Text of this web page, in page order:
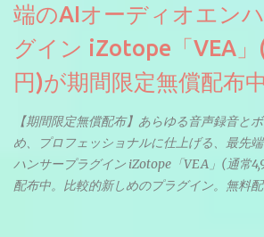
端のAIオーディオエン
グイン iZotope「VEA」
円)が期間限定無償配布
【期間限定無償配布】あらゆる音声録音と
め、プロフェッショナルに仕上げる、最先
ハンサープラグイン iZotope「VEA」(通常
配布中。比較的新しめのプラグイン。無料